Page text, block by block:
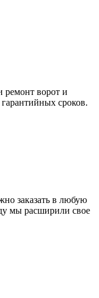
ремонт ворот и
сроков.
заказать в любую
мы расширили свое